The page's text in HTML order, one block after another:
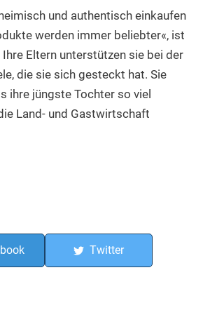
und authentisch einkaufen
werden immer beliebter«, ist
Eltern unterstützen sie bei der
die sie sich gesteckt hat. Sie
ihre jüngste Tochter so viel
Land- und Gastwirtschaft
Twitter